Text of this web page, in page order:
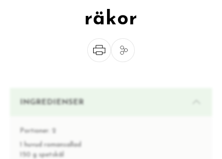
räkor
INGREDIENSER
Portioner:
1 huvud romansallad
150 g spetskål